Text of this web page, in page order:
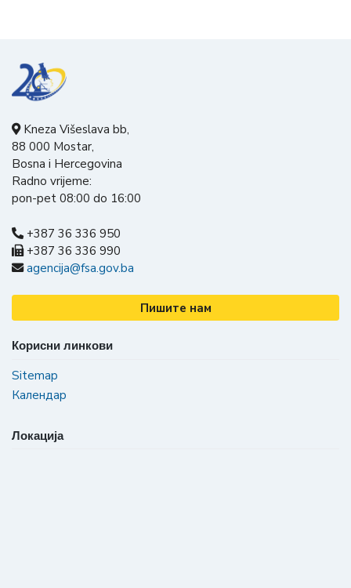
Kneza Višeslava bb,
88 000 Mostar,
Bosna i Hercegovina
Radno vrijeme:
pon-pet 08:00 do 16:00
+387 36 336 950
+387 36 336 990
agencija@fsa.gov.ba
Пишите нам
Корисни линкови
Sitemap
Календар
Локација